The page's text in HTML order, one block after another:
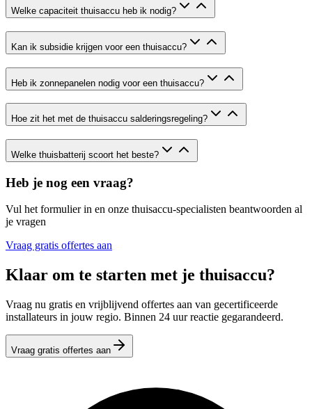
Welke capaciteit thuisaccu heb ik nodig?
Kan ik subsidie krijgen voor een thuisaccu?
Heb ik zonnepanelen nodig voor een thuisaccu?
Hoe zit het met de thuisaccu salderingsregeling?
Welke thuisbatterij scoort het beste?
Heb je nog een vraag?
Vul het formulier in en onze thuisaccu-specialisten beantwoorden al
je vragen
Vraag gratis offertes aan
Klaar om te starten met je thuisaccu?
Vraag nu gratis en vrijblijvend offertes aan van gecertificeerde
installateurs in jouw regio. Binnen 24 uur reactie gegarandeerd.
Vraag gratis offertes aan